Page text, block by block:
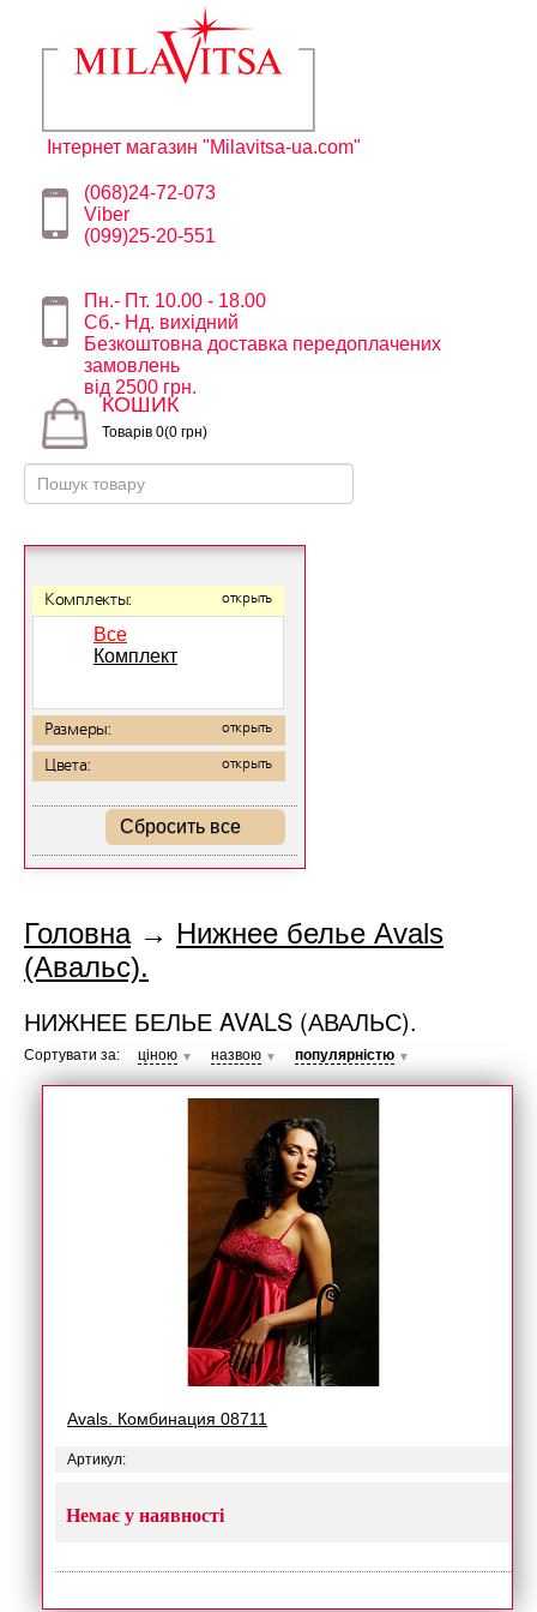
Інтернет магазин "Milavitsa-ua.com"
(068)24-72-073
Viber
(099)25-20-551
Пн.- Пт. 10.00 - 18.00
Сб.- Нд. вихідний
Безкоштовна доставка передоплачених
замовлень
від 2500 грн.
КОШИК
Товарів 0(0 грн)
Комплекты: открыть
Все
Комплект
Размеры: открыть
Цвета: открыть
Сбросить все
Головна→ Нижнее белье Avals
(Авальс).
НИЖНЕЕ БЕЛЬЕ AVALS (АВАЛЬС).
Сортувати за: ціною ▼ назвою ▼ популярністю ▼
Avals. Комбинация 08711
Артикул:
Немає у наявності